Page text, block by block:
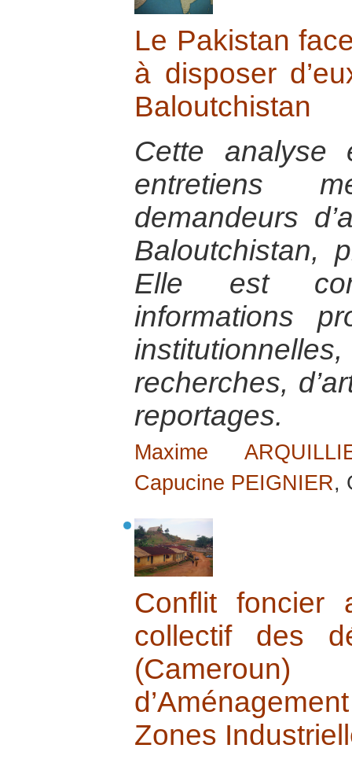
Le Pakistan
à disposer
Baloutchistan
Cette analyse
entretiens
demandeurs
Baloutchistan,
Elle est
informations
recherches,
reportages.
Maxime
Capucine PEIGNIER,
Conflit foncier
collectif des
Zones